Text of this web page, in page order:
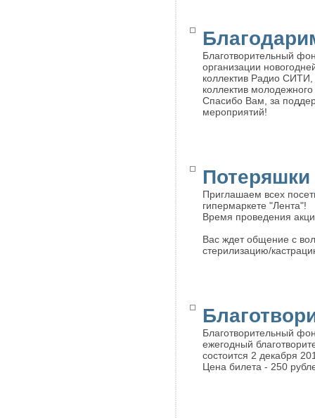
Благотворительный
организации
коллектив Радио
коллектив
Спасибо Вам, за
мероприятий!
Потеряшки
Приглашаем всех
гипермаркете "Лента"!
Время проведения
Вас ждет общение с
стерилизацию/
Благотворительный
ежегодный
состоится 2 декабря
Цена билета - 250